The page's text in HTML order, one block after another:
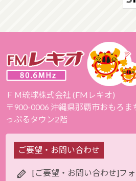
ＦＭ琉球株式会社 (FMレキオ)
〒900-0006 沖縄県那覇市おもろま
っぷるタウン2階
ご要望・お問い合わせ
[ご要望・お問い合わせ]フ